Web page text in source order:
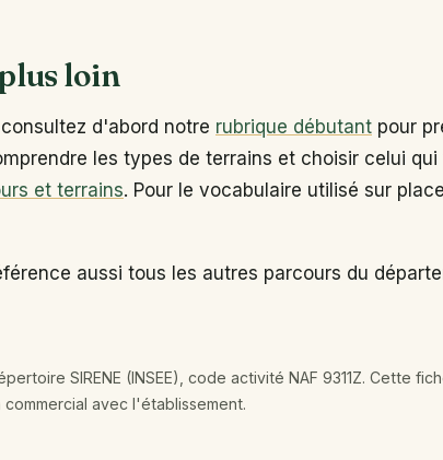
loin
d'abord notre rubrique débutant pour
les types de terrains et choisir celui
et terrains. Pour le vocabulaire utilisé sur
aussi tous les autres parcours du
SIRENE (INSEE), code activité NAF 9311Z. Cette
commercial avec l'établissement.